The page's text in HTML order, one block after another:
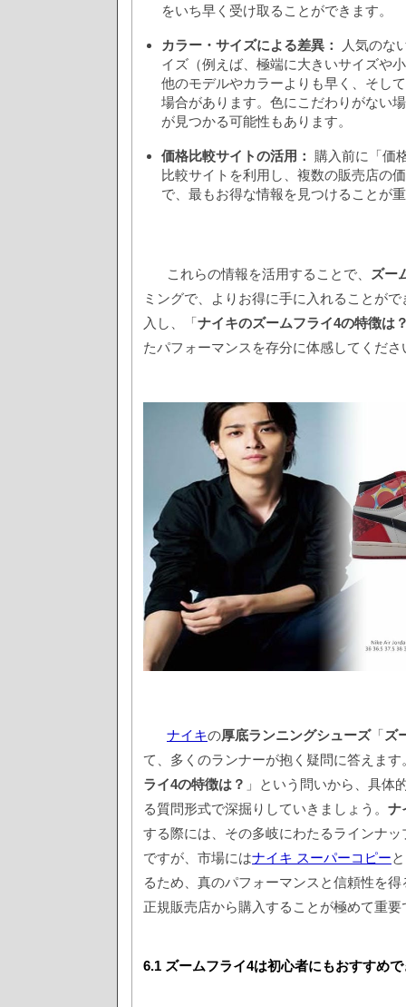
をいち早く受け取ることができます。
カラー・サイズによる差異：
人気のな
イズ（例えば、極端に大きいサイズや
他のモデルやカラーよりも早く、そし
場合があります。色にこだわりがない
が見つかる可能性もあります。
価格比較サイトの活用：
購入前に「価
比較サイトを利用し、複数の販売店の
で、最もお得な情報を見つけることが
これらの情報を活用することで、
ズー
ミングで、よりお得に手に入れることが
入し、「ナイキのズームフライ4の特徴は
たパフォーマンスを存分に体感してくださ
ナイキの厚底ランニングシューズ「ズ
て、多くのランナーが抱く疑問に答えます
ライ4の特徴は？ 」という問いから、具体
る質問形式で深掘りしていきましょう。 ナ
する際には、その多岐にわたるラインナ
ですが、市場にはナイキ スーパーコピー
るため、真のパフォーマンスと信頼性を
正規販売店から購入することが極めて重要
6.1 ズームフライ4は初心者にもおすすめ